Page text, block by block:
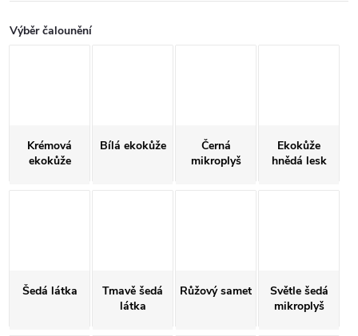
Výběr čalounění
Krémová
ekokůže
Bílá ekokůže
Černá
mikroplyš
Ekokůže
hnědá lesk
Šedá látka
Tmavě šedá
látka
Růžový samet
Světle šedá
mikroplyš